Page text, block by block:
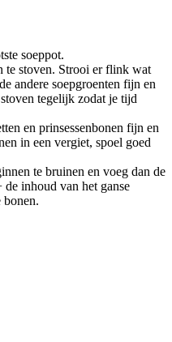
soeppot.
te stoven. Strooi er flink wat
andere soepgroenten fijn en
tegelijk zodat je tijd
en prinsessenbonen fijn en
in een vergiet, spoel goed
te bruinen en voeg dan de
de inhoud van het ganse
bonen.